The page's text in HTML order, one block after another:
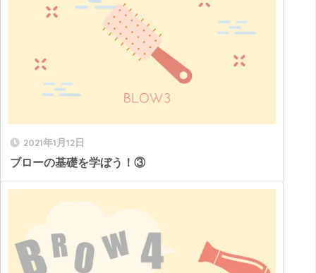
2021年1月12日
ブローの基礎を学ぼう！③